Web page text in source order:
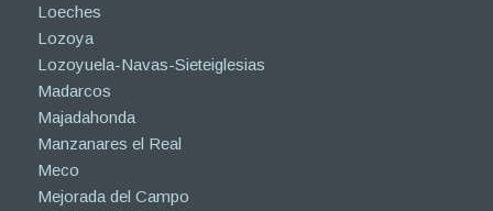
Loeches
Lozoya
Lozoyuela-Navas-Sieteiglesias
Madarcos
Majadahonda
Manzanares el Real
Meco
Mejorada del Campo